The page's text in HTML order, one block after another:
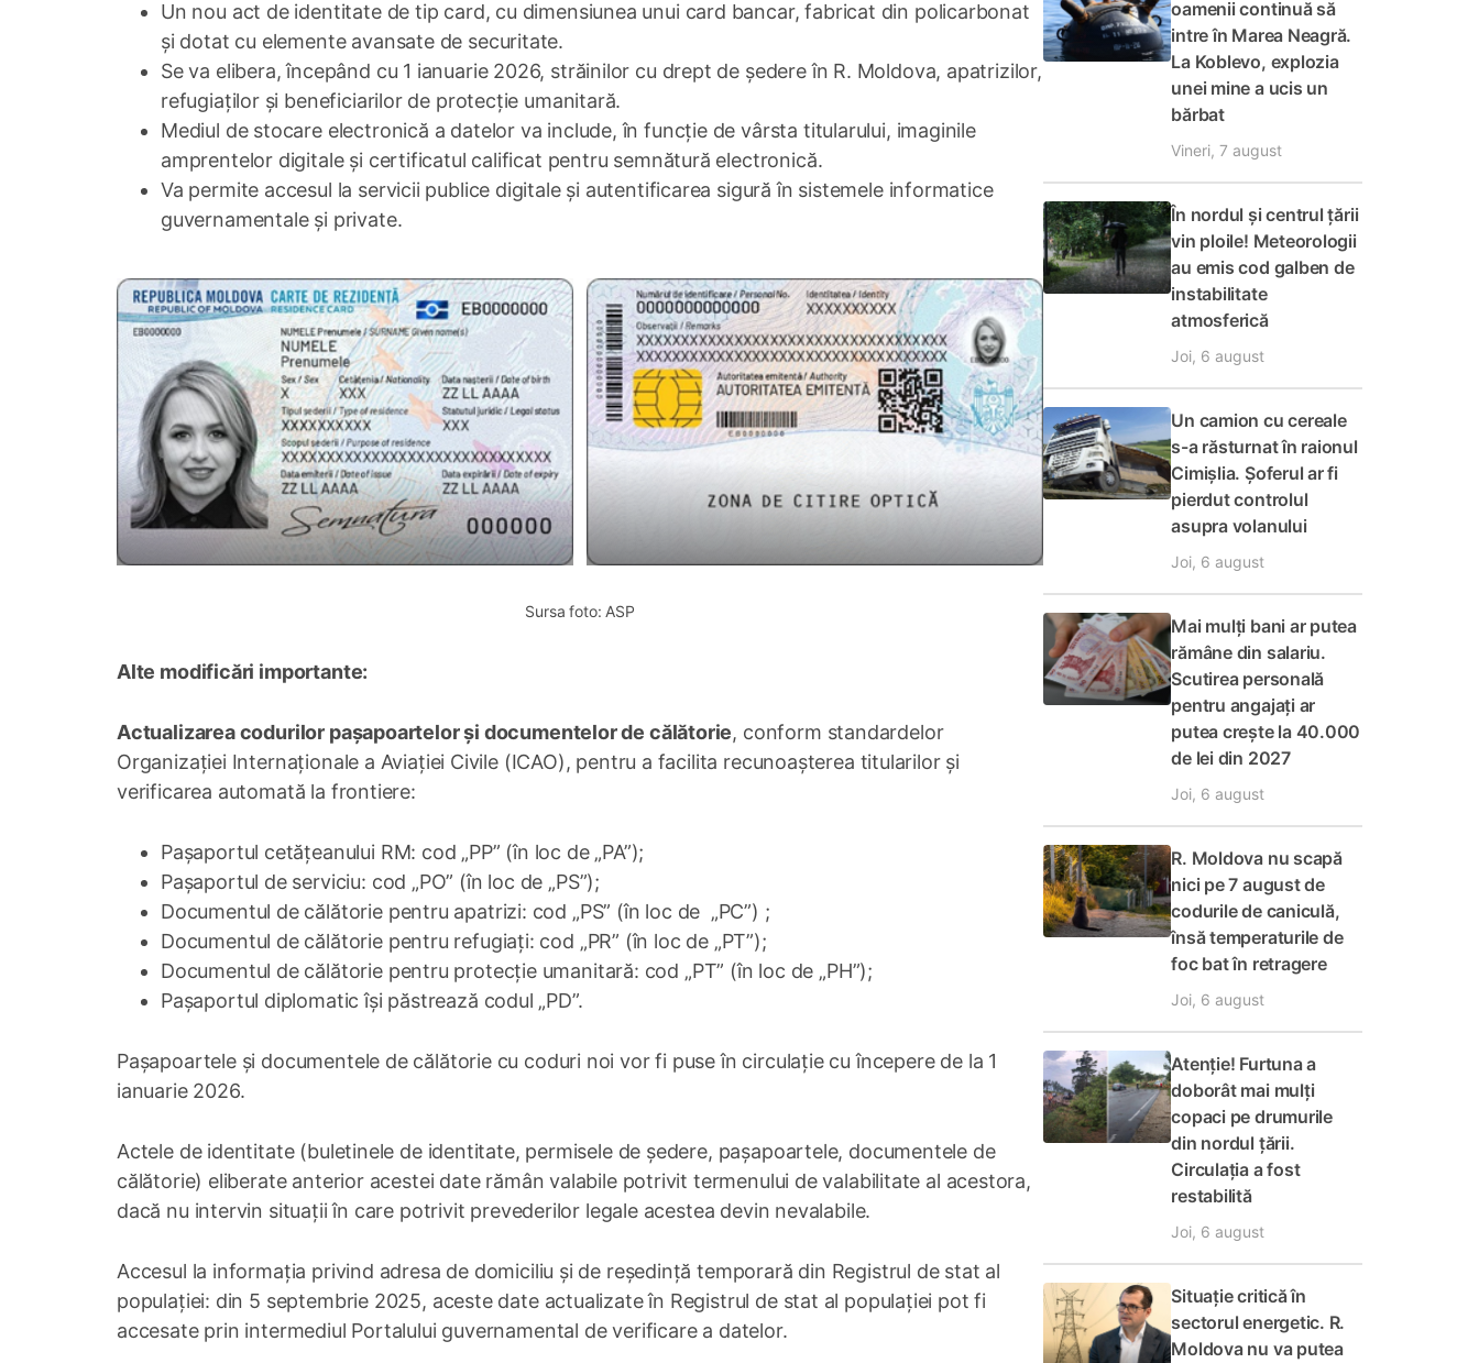
Un nou act de identitate de tip card, cu dimensiunea unui card bancar, fabricat din policarbonat
și dotat cu elemente avansate de securitate.
Se va elibera, începând cu 1 ianuarie 2026, străinilor cu drept de ședere în R. Moldova, apatrizilor,
refugiaților și beneficiarilor de protecție umanitară.
Mediul de stocare electronică a datelor va include, în funcție de vârsta titularului, imaginile
amprentelor digitale și certificatul calificat pentru semnătură electronică.
Va permite accesul la servicii publice digitale și autentificarea sigură în sistemele informatice
guvernamentale și private.
Sursa foto: ASP
Alte modificări importante:
Actualizarea codurilor pașapoartelor și documentelor de călătorie, conform standardelor
Organizației Internaționale a Aviației Civile (ICAO), pentru a facilita recunoașterea titularilor și
verificarea automată la frontiere:
Pașaportul cetățeanului RM: cod „PP” (în loc de „PA”);
Pașaportul de serviciu: cod „PO” (în loc de „PS”);
Documentul de călătorie pentru apatrizi: cod „PS” (în loc de „PC”) ;
Documentul de călătorie pentru refugiați: cod „PR” (în loc de „PT”);
Documentul de călătorie pentru protecție umanitară: cod „PT” (în loc de „PH”);
Pașaportul diplomatic își păstrează codul „PD”.
Pașapoartele și documentele de călătorie cu coduri noi vor fi puse în circulație cu începere de la 1
ianuarie 2026.
Actele de identitate (buletinele de identitate, permisele de ședere, pașapoartele, documentele de
călătorie) eliberate anterior acestei date rămân valabile potrivit termenului de valabilitate al acestora,
dacă nu intervin situații în care potrivit prevederilor legale acestea devin nevalabile.
Accesul la informația privind adresa de domiciliu și de reședință temporară din Registrul de stat al
populației: din 5 septembrie 2025, aceste date actualizate în Registrul de stat al populației pot fi
accesate prin intermediul Portalului guvernamental de verificare a datelor.
oamenii continuă să
intre în Marea Neagră.
La Koblevo, explozia
unei mine a ucis un
bărbat
Vineri, 7 august
În nordul și centrul țării
vin ploile! Meteorologii
au emis cod galben de
instabilitate
atmosferică
Joi, 6 august
Un camion cu cereale
s-a răsturnat în raionul
Cimișlia. Șoferul ar fi
pierdut controlul
asupra volanului
Joi, 6 august
Mai mulți bani ar putea
rămâne din salariu.
Scutirea personală
pentru angajați ar
putea crește la 40.000
de lei din 2027
Joi, 6 august
R. Moldova nu scapă
nici pe 7 august de
codurile de caniculă,
însă temperaturile de
foc bat în retragere
Joi, 6 august
Atenție! Furtuna a
doborât mai mulți
copaci pe drumurile
din nordul țării.
Circulația a fost
restabilită
Joi, 6 august
Situație critică în
sectorul energetic. R.
Moldova nu va putea